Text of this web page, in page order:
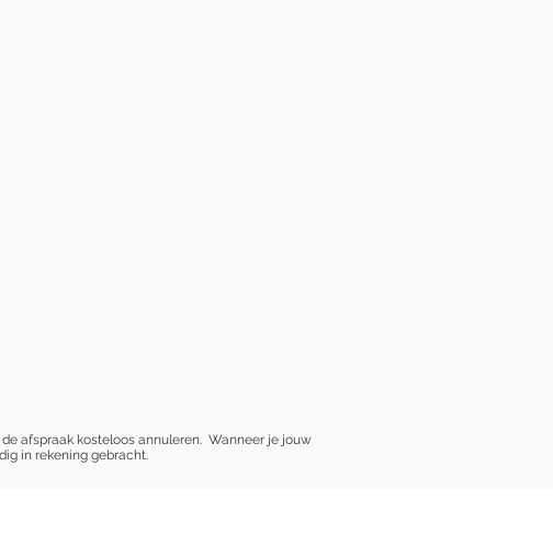
afspraak kosteloos annuleren. Wanneer je jouw
in rekening gebracht.